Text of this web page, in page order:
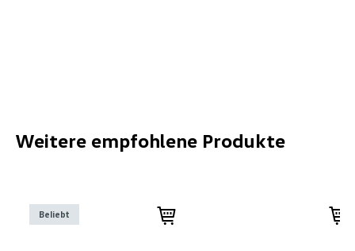
Weitere empfohlene Produkte
Beliebt